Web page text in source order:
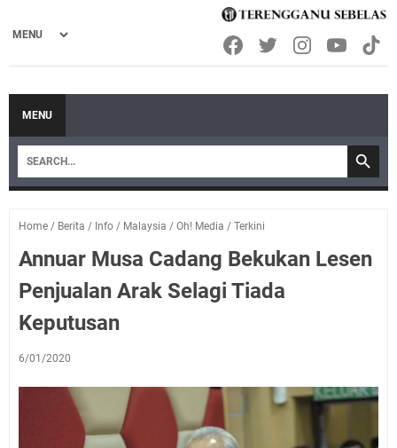
MENU
Home / Berita / Info / Malaysia / Oh! Media / Terkini
Annuar Musa Cadang Bekukan Lesen
Penjualan Arak Selagi Tiada
Keputusan
6/01/2020